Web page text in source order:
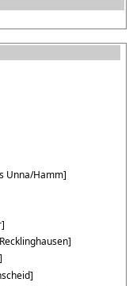
Unna/Hamm]